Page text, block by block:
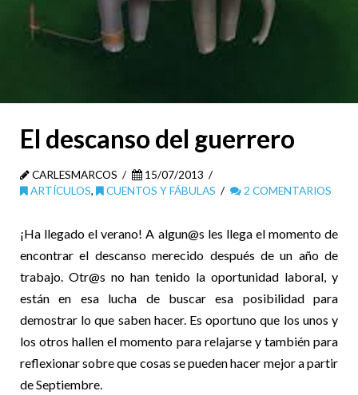
El descanso del guerrero
CARLESMARCOS
15/07/2013
ARTÍCULOS, CUENTOS Y FÁBULAS 2 COMENTARIOS
¡Ha llegado el verano! A algun@s les llega el momento de
encontrar el descanso merecido después de un año de
trabajo. Otr@s no han tenido la oportunidad laboral, y
están en esa lucha de buscar esa posibilidad para
demostrar lo que saben hacer. Es oportuno que los unos y
los otros hallen el momento para relajarse y también para
reflexionar sobre que cosas se pueden hacer mejor a partir
de Septiembre.